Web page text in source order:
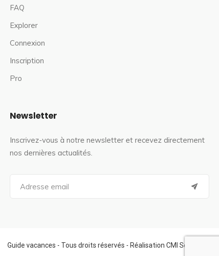
FAQ
Explorer
Connexion
Inscription
Pro
Newsletter
Inscrivez-vous à notre newsletter et recevez directement
nos dernières actualités.
a
f
o
Guide vacances - Tous droits réservés - Réalisation CMI Services